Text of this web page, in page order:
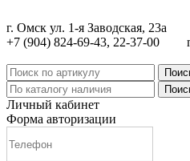
г. Омск ул. 1-я Заводская, 23а
+7 (904) 824-69-43, 22-37-00
Личный кабинет
Форма авторизации